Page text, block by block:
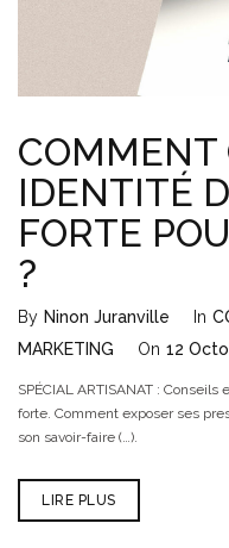
COMMENT
IDENTITÉ
FORTE
?
By Ninon Juranville In
MARKETING
On 12
SPÉCIAL ARTISANAT :
forte. Comment exposer ses
son savoir-faire (…).
LIRE PLUS